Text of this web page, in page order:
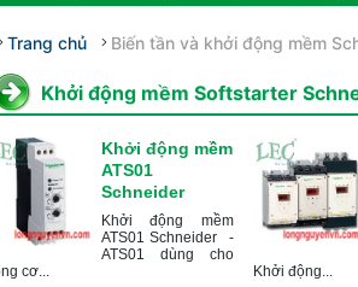
Trang chủ Biến tần và khởi động mềm
Khởi động mềm Softstarter
Khởi động mềm
ATS01
Schneider
Khởi động mềm
ATS01 Schneider -
ATS01 dùng cho
cơ...
Khởi động...